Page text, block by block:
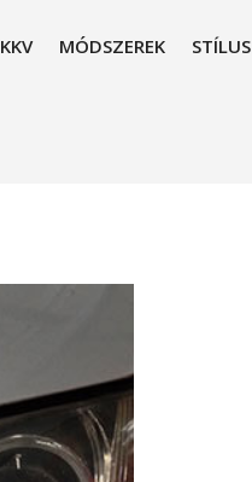
KKV MÓDSZEREK STÍLUS